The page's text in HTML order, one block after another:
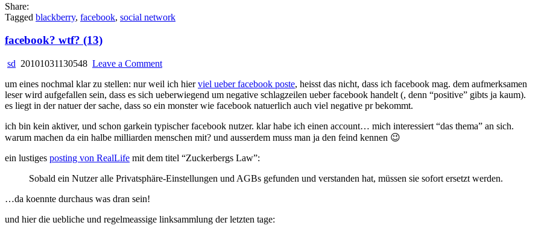
Share:
Tagged blackberry, facebook, social network
facebook? wtf? (13)
sd 20101031130548 Leave a Commenton
wtf?
(13)
um eines nochmal klar zu stellen: nur weil ich hierviel ueber facebook poste, heisst das nicht, dass ich facebook mag. dem aufmerksamen
leser wird aufgefallen sein, dass es sich ueberwiegend um negative schlagzeilen ueber facebook handelt (, denn “positive” gibts ja kaum).
es liegt in der natuer der sache, dass so ein monster wie facebook natuerlich auch viel negative pr bekommt.
ich bin kein aktiver, und schon garkein typischer facebook nutzer. klar habe ich einen account… mich interessiert “das thema” an sich.
warum machen da ein halbe milliarden menschen mit? und ausserdem muss man ja den feind kennen 😉
ein lustiges posting von RealLife mit dem titel “Zuckerbergs Law”:
Sobald ein Nutzer alle Privatsphäre-Einstellungen und AGBs gefunden und verstanden hat, müssen sie sofort ersetzt werden.
…da koennte durchaus was dran sein!
und hier die uebliche und regelmeassige linksammlung der letzten tage: